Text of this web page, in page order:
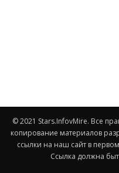
© 2021 Stars.InfovMire. Все
копирование материалов
ссылки на наш сайт в
Ссылка должна